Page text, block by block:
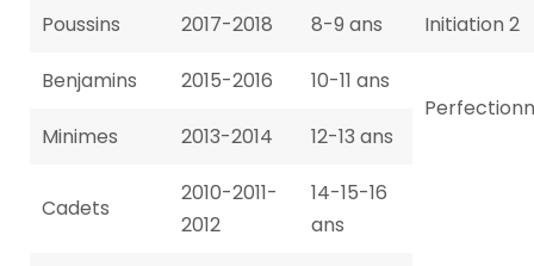
Poussins 2017-2018 8-9 ans Initiation 2
Benjamins 2015-2016
10-11 ans
Minimes
2013-2014 12-13 ans
Cadets
2010-2011-
2012
14-15-16
ans